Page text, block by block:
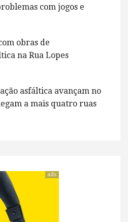
com jogos e
obras de
na Rua Lopes
asfáltica avançam no
a mais quatro ruas
ads